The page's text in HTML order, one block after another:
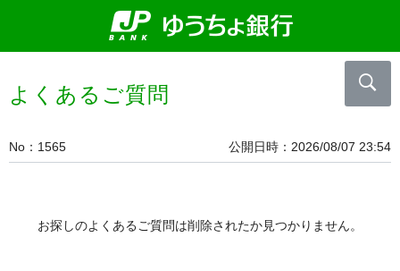
よくあるご質問
No 1565 公開日時 2026/08/07 23:54
お探しのよくあるご質問は削除されたか見つかりません。